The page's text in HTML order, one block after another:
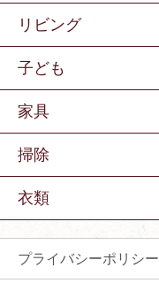
リビング
子ども
家具
掃除
衣類
プライバシーポリシー